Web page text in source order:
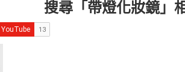
搜尋「帶燈化妝鏡」